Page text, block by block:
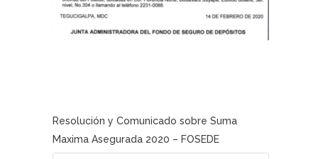
Resolución y Comunicado sobre Suma
Maxima Asegurada 2020 – FOSEDE